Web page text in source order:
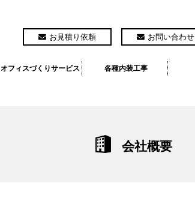
お見積り依頼 お問い合わせ
オフィスづくりサービス 各種内装工事
会社概要